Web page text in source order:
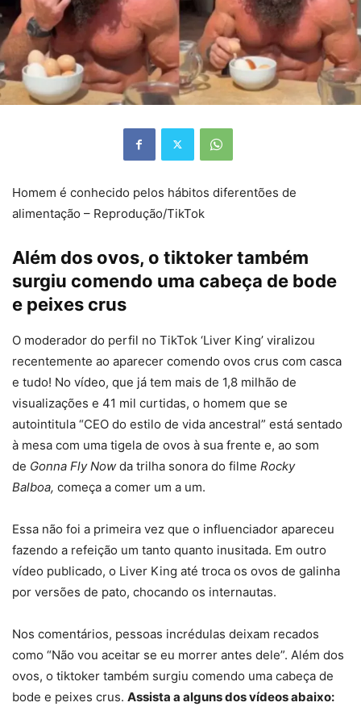
Homem é conhecido pelos hábitos diferentões de
alimentação – Reprodução/TikTok
Além dos ovos, o tiktoker também
surgiu comendo uma cabeça de bode
e peixes crus
O moderador do perfil no TikTok ‘Liver King’ viralizou
recentemente ao aparecer comendo ovos crus com casca
e tudo! No vídeo, que já tem mais de 1,8 milhão de
visualizações e 41 mil curtidas, o homem que se
autointitula “CEO do estilo de vida ancestral” está sentado
à mesa com uma tigela de ovos à sua frente e, ao som
de Gonna Fly Now da trilha sonora do filme Rocky
Balboa, começa a comer um a um.
Essa não foi a primeira vez que o influenciador apareceu
fazendo a refeição um tanto quanto inusitada. Em outro
vídeo publicado, o Liver King até troca os ovos de galinha
por versões de pato, chocando os internautas.
Nos comentários, pessoas incrédulas deixam recados
como “Não vou aceitar se eu morrer antes dele”. Além dos
ovos, o tiktoker também surgiu comendo uma cabeça de
bode e peixes crus. Assista a alguns dos vídeos abaixo: